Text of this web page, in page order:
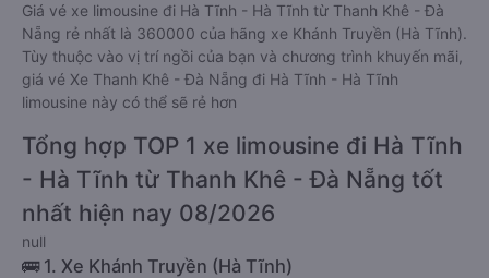
Giá vé xe limousine đi Hà Tĩnh - Hà Tĩnh từ Thanh Khê - Đà
Nẵng rẻ nhất là 360000 của hãng xe Khánh Truyền (Hà Tĩnh).
Tùy thuộc vào vị trí ngồi của bạn và chương trình khuyến mãi,
giá vé Xe Thanh Khê - Đà Nẵng đi Hà Tĩnh - Hà Tĩnh
limousine này có thể sẽ rẻ hơn
Tổng hợp TOP 1 xe limousine đi Hà Tĩnh
- Hà Tĩnh từ Thanh Khê - Đà Nẵng tốt
nhất hiện nay 08/2026
null
🚌 1. Xe Khánh Truyền (Hà Tĩnh)